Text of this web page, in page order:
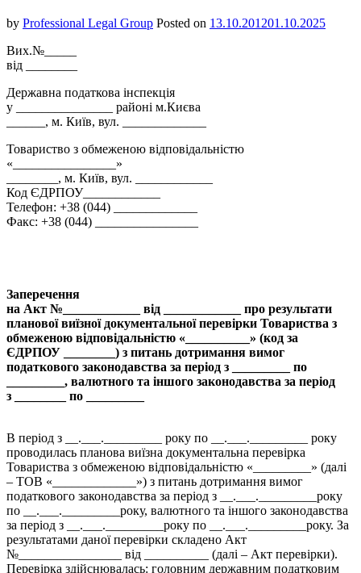
by Professional Legal Group Posted on 13.10.201201.10.2025
Вих.№_____
від ________
Державна податкова інспекція
у _______________ районі м.Києва
______, м. Київ, вул. _____________
Товариство з обмеженою відповідальністю
«________________»
________, м. Київ, вул. ____________
Код ЄДРПОУ____________
Телефон: +38 (044) _____________
Факс: +38 (044) ________________
Заперечення
на Акт №____________ від ____________ про результати
планової виїзної документальної перевірки Товариства з
обмеженою відповідальністю «__________» (код за
ЄДРПОУ ________) з питань дотримання вимог
податкового законодавства за період з _________ по
_________, валютного та іншого законодавства за період
з ________ по _________
В період з __.___._________ року по __.___._________ року
проводилась планова виїзна документальна перевірка
Товариства з обмеженою відповідальністю «_________» (далі
– ТОВ «_____________») з питань дотримання вимог
податкового законодавства за період з __.___._________року
по __.___._________року, валютного та іншого законодавства
за період з __.___._________року по __.___._________року. За
результатами даної перевірки складено Акт
№________________ від __________ (далі – Акт перевірки).
Перевірка здійснювалась: головним державним податковим